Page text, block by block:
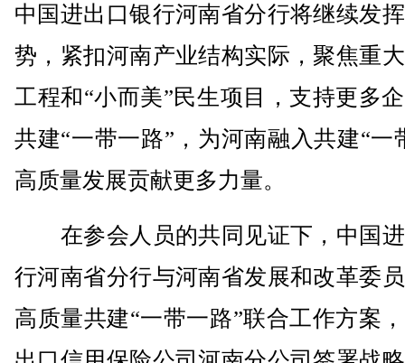
中国进出口银行河南省分行将继续发
势，紧扣河南产业结构实际，聚焦重
工程和“小而美”民生项目，支持更多
共建“一带一路”，为河南融入共建“一
高质量发展贡献更多力量。
在参会人员的共同见证下，中国
行河南省分行与河南省发展和改革委
高质量共建“一带一路”联合工作方案